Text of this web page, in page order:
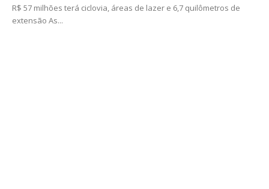
R$ 57 milhões terá ciclovia, áreas de lazer e 6,7 quilômetros de
extensão As...